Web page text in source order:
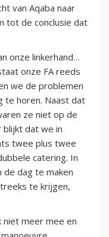
van Aqaba naar
tot de conclusie dat
onze linkerhand…
onze FA reeds
we de problemen
te horen. Naast dat
ze niet op de
dat we in
twee plus twee
catering. In
dag te maken
te krijgen,
meer mee en